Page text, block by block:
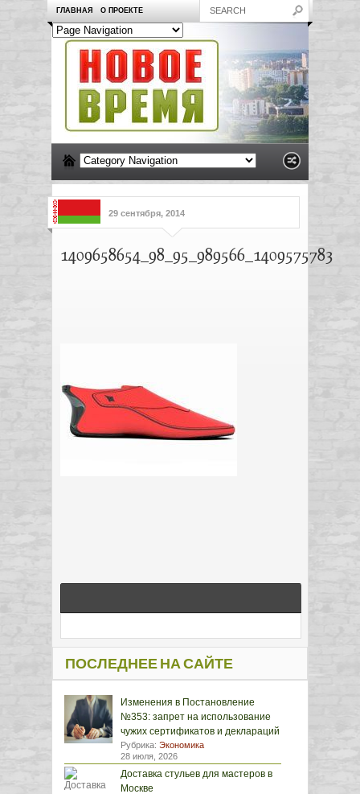
ГЛАВНАЯ О ПРОЕКТЕ
29 сентября, 2014
1409658654_98_95_989566_1409575783
ПОСЛЕДНЕЕ НА САЙТЕ
Изменения в Постановление
№353: запрет на использование
чужих сертификатов и деклараций
Рубрика: Экономика
28 июля, 2026
Доставка стульев для мастеров в
Москве